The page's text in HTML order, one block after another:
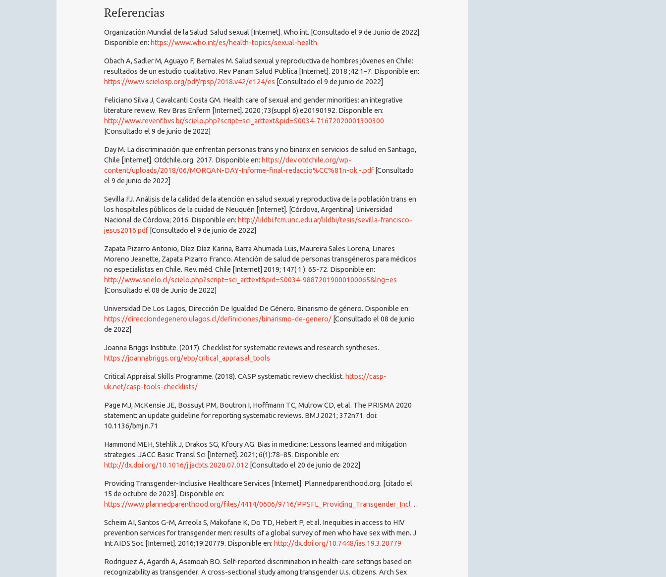
Referencias
Organización Mundial de la Salud: Salud sexual [Internet]. Who.int. [Consultado el 9 de Junio de 2022].
Disponible en: https://www.who.int/es/health-topics/sexual-health
Obach A, Sadler M, Aguayo F, Bernales M. Salud sexual y reproductiva de hombres jóvenes en Chile:
resultados de un estudio cualitativo. Rev Panam Salud Publica [Internet]. 2018 ;42:1–7. Disponible en:
https://www.scielosp.org/pdf/rpsp/2018.v42/e124/es [Consultado el 9 de junio de 2022]
Feliciano Silva J, Cavalcanti Costa GM. Health care of sexual and gender minorities: an integrative
literature review. Rev Bras Enferm [Internet]. 2020 ;73(suppl 6):e20190192. Disponible en:
http://www.revenf.bvs.br/scielo.php?script=sci_arttext&pid=S0034-71672020001300300
[Consultado el 9 de junio de 2022]
Day M. La discriminación que enfrentan personas trans y no binarix en servicios de salud en Santiago,
Chile [Internet]. Otdchile.org. 2017. Disponible en: https://dev.otdchile.org/wp-
content/uploads/2018/06/MORGAN-DAY-Informe-final-redaccio%CC%81n-ok.-.pdf[Consultado
el 9 de junio de 2022]
Sevilla FJ. Análisis de la calidad de la atención en salud sexual y reproductiva de la población trans en
los hospitales públicos de la cuidad de Neuquén [Internet]. [Córdova, Argentina]: Universidad
Nacional de Córdova; 2016. Disponible en: http://lildbi.fcm.unc.edu.ar/lildbi/tesis/sevilla-francisco-
jesus2016.pdf[Consultado el 9 de junio de 2022]
Zapata Pizarro Antonio, Díaz Díaz Karina, Barra Ahumada Luis, Maureira Sales Lorena, Linares
Moreno Jeanette, Zapata Pizarro Franco. Atención de salud de personas transgéneros para médicos
no especialistas en Chile. Rev. méd. Chile [Internet] 2019; 147( 1 ): 65-72. Disponible en:
http://www.scielo.cl/scielo.php?script=sci_arttext&pid=S0034-98872019000100065&lng=es
[Consultado el 08 de Junio de 2022]
Universidad De Los Lagos, Dirección De Igualdad De Género. Binarismo de género. Disponible en:
https://direcciondegenero.ulagos.cl/definiciones/binarismo-de-genero/ [Consultado el 08 de junio
de 2022]
Joanna Briggs Institute. (2017). Checklist for systematic reviews and research syntheses.
https://joannabriggs.org/ebp/critical_appraisal_tools
Critical Appraisal Skills Programme. (2018). CASP systematic review checklist. https://casp-
uk.net/casp-tools-checklists/
Page MJ, McKensie JE, Bossuyt PM, Boutron I, Hoffmann TC, Mulrow CD, et al. The PRISMA 2020
statement: an update guideline for reporting systematic reviews. BMJ 2021; 372n71. doi:
10.1136/bmj.n.71
Hammond MEH, Stehlik J, Drakos SG, Kfoury AG. Bias in medicine: Lessons learned and mitigation
strategies. JACC Basic Transl Sci [Internet]. 2021; 6(1):78–85. Disponible en:
http://dx.doi.org/10.1016/j.jacbts.2020.07.012 [Consultado el 20 de junio de 2022]
Providing Transgender-Inclusive Healthcare Services [Internet]. Plannedparenthood.org. [citado el
15 de octubre de 2023]. Disponible en:
https://www.plannedparenthood.org/files/4414/0606/9716/PPSFL_Providing_Transgender_Inclusive_Healthcare_Handbook.pdf
Scheim AI, Santos G-M, Arreola S, Makofane K, Do TD, Hebert P, et al. Inequities in access to HIV
prevention services for transgender men: results of a global survey of men who have sex with men. J
Int AIDS Soc [Internet]. 2016;19:20779. Disponible en: http://dx.doi.org/10.7448/ias.19.3.20779
Rodriguez A, Agardh A, Asamoah BO. Self-reported discrimination in health-care settings based on
recognizability as transgender: A cross-sectional study among transgender U.s. citizens. Arch Sex